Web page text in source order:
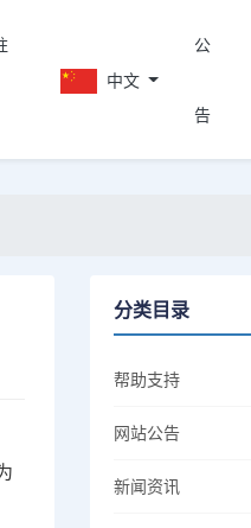
中文
公
告
分类目录
帮助支持
网站公告
新闻资讯